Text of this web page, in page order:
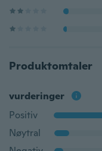
Produktomtaler
vurderinger
Positiv
Nøytral